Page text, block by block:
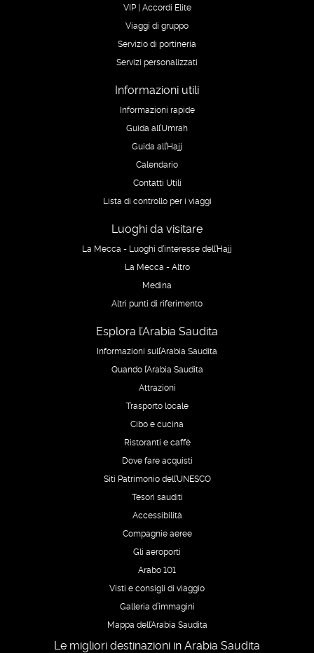
VIP | Accordi Elite
Viaggi di gruppo
Servizio di portineria
Servizi personalizzati
Informazioni utili
Informazioni rapide
Guida all’Umrah
Guida all’Hajj
Calendario
Contatti Utili
Lista di controllo per i viaggi
Luoghi da visitare
La Mecca - Luoghi d’interesse dell’Hajj
La Mecca - Altro
Medina
Altri punti di riferimento
Esplora l’Arabia Saudita
Informazioni sull’Arabia Saudita
Quando l’Arabia Saudita
Attrazioni
Trasporto locale
Cibo e cucina
Ristoranti e caffè
Dove fare acquisti
Siti Patrimonio dell’UNESCO
Tesori sauditi
Accessibilità
Compagnie aeree
Gli aeroporti
Arabo 101
Visti e consigli di viaggio
Galleria d’immagini
Mappa dell’Arabia Saudita
Le migliori destinazioni in Arabia Saudita